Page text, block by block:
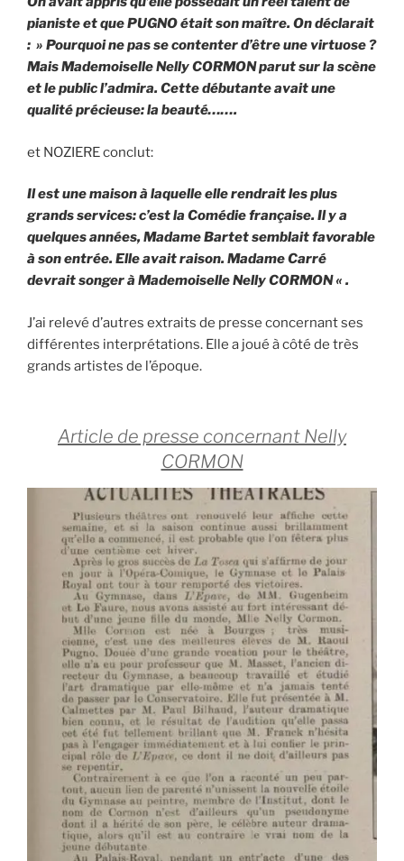
pianiste et que PUGNO était son maître. On déclarait
: » Pourquoi ne pas se contenter d’être une virtuose ?
Mais Mademoiselle Nelly CORMON parut sur la scène
et le public l’admira. Cette débutante avait une
qualité précieuse: la beauté…….
et NOZIERE conclut:
Il est une maison à laquelle elle rendrait les plus
grands services: c’est la Comédie française. Il y a
quelques années, Madame Bartet semblait favorable
à son entrée. Elle avait raison. Madame Carré
devrait songer à Mademoiselle Nelly CORMON « .
J’ai relevé d’autres extraits de presse concernant ses
différentes interprétations. Elle a joué à côté de très
grands artistes de l’époque.
Article de presse concernant Nelly
CORMON